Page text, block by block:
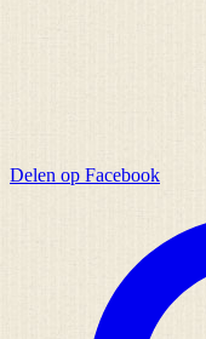
Delen op Facebook